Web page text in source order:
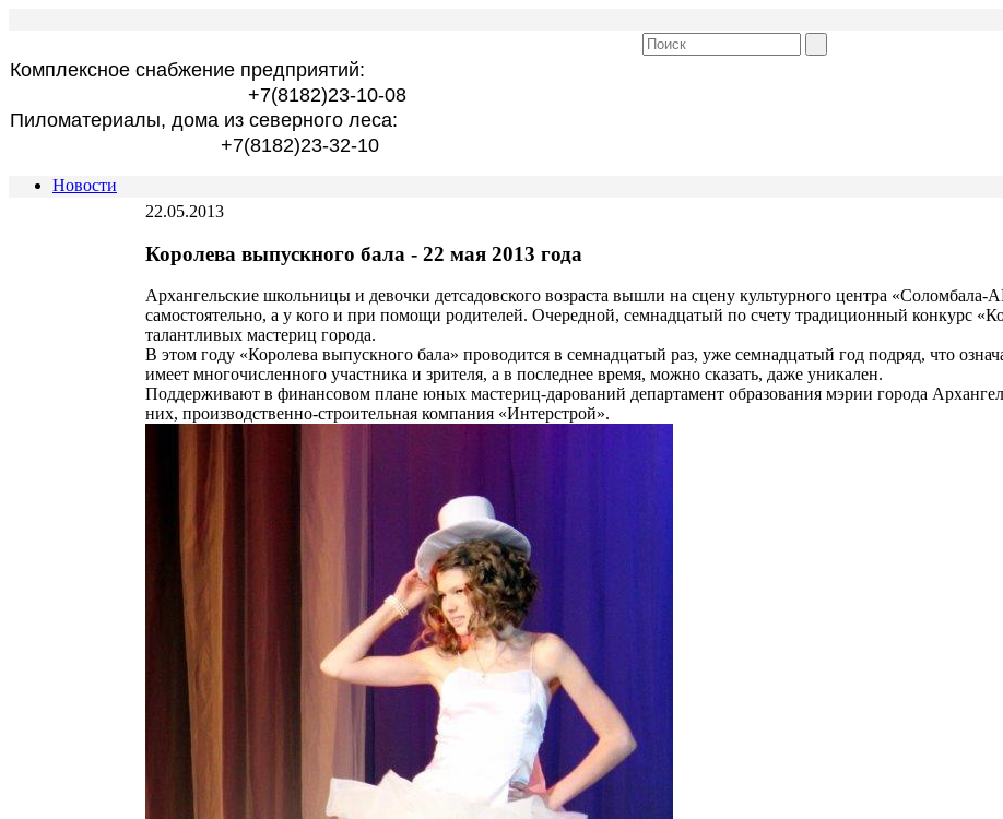
Комплексное снабжение предприятий:
+7(8182)23-10-08
Пиломатериалы, дома из северного леса:
+7(8182)23-32-10
Новости
22.05.2013
Королева выпускного бала - 22 мая 2013 года
Архангельские школьницы и девочки детсадовского возраста вышли на сцену культурного центра
самостоятельно, а у кого и при помощи родителей. Очередной, семнадцатый по счету традиционный конкурс
талантливых мастериц города.
В этом году «Королева выпускного бала» проводится в семнадцатый раз, уже семнадцатый год подряд, что
имеет многочисленного участника и зрителя, а в последнее время, можно сказать, даже уникален.
Поддерживают в финансовом плане юных мастериц-дарований департамент образования мэрии города
них, производственно-строительная компания «Интерстрой».